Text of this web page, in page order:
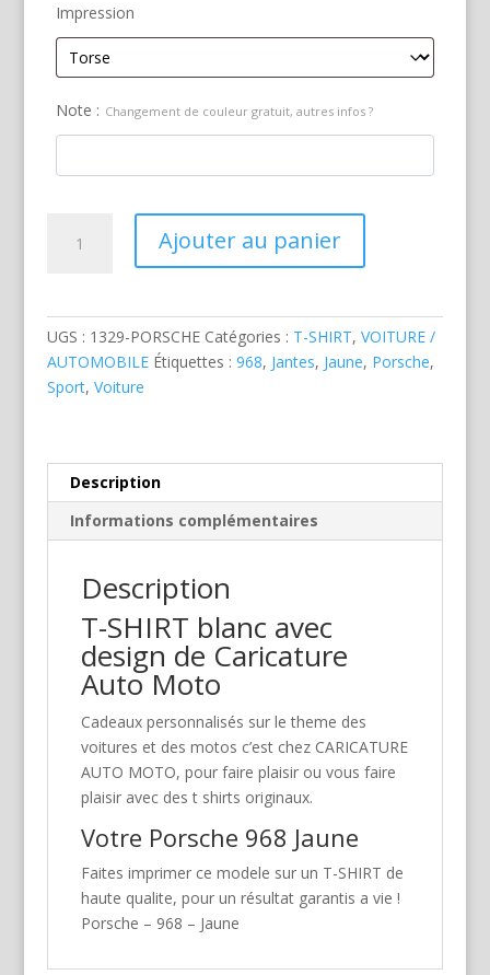
Impression
Note : Changement de couleur gratuit, autres infos ?
Ajouter au panier
UGS : 1329-PORSCHE Catégories : T-SHIRT, VOITURE /
AUTOMOBILE Étiquettes : 968, Jantes, Jaune, Porsche,
Sport, Voiture
Description
Informations complémentaires
Description
T-SHIRT blanc avec
design de Caricature
Auto Moto
Cadeaux personnalisés sur le theme des
voitures et des motos c’est chez CARICATURE
AUTO MOTO, pour faire plaisir ou vous faire
plaisir avec des t shirts originaux.
Votre Porsche 968 Jaune
Faites imprimer ce modele sur un T-SHIRT de
haute qualite, pour un résultat garantis a vie !
Porsche – 968 – Jaune